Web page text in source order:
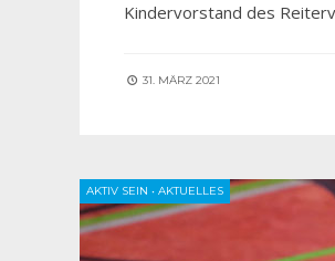
Kindervorstand des
31. MÄRZ 2021
AKTIV SEIN • AKTUELLES